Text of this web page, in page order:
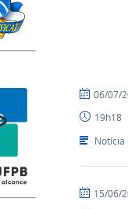
por
-
SEAD
publicado
06/07/
19h18
Notícia
por
publicado
15/06/